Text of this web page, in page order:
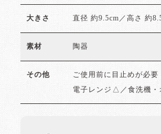
大きさ 直径 約9.5cm／高さ 約
素材 陶器
その他 ご使用前に目止めが必要
電子レンジ△／食洗機・